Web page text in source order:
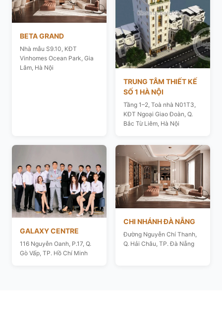
BETA GRAND
Nhà mẫu S9.10, KĐT
Vinhomes Ocean Park, Gia
Lâm, Hà Nội
TRUNG TÂM THIẾT KẾ
SỐ 1 HÀ NỘI
Tầng 1–2, Toà nhà N01T3,
KĐT Ngoại Giao Đoàn, Q.
Bắc Từ Liêm, Hà Nội
GALAXY CENTRE
116 Nguyễn Oanh, P.17, Q.
Gò Vấp, TP. Hồ Chí Minh
CHI NHÁNH ĐÀ NẴNG
Đường Nguyễn Chí Thanh,
Q. Hải Châu, TP. Đà Nẵng